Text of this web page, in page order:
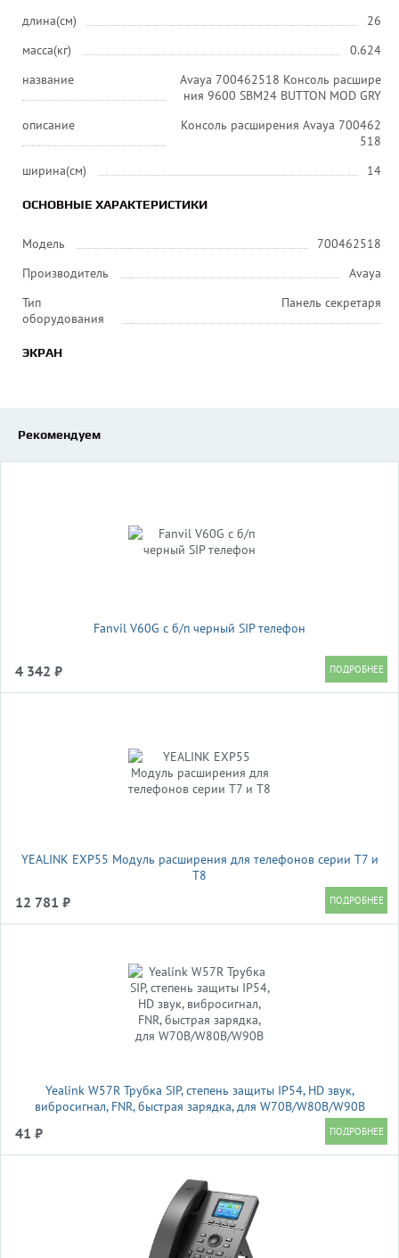
длина(см)
26
масса(кг)
0.624
название
Avaya 700462518 Консоль расшире
ния 9600 SBM24 BUTTON MOD GRY
описание
Консоль расширения Avaya 700462
518
ширина(см)
14
ОСНОВНЫЕ ХАРАКТЕРИСТИКИ
Модель
700462518
Производитель
Avaya
Тип
оборудования
Панель секретаря
ЭКРАН
Рекомендуем
Fanvil V60G c б/п черный SIP телефон
4 342 ₽
YEALINK EXP55 Модуль расширения для телефонов серии Т7 и
T8
12 781 ₽
Yealink W57R Трубка SIP, степень защиты IP54, HD звук,
вибросигнал, FNR, быстрая зарядка, для W70B/W80B/W90B
41 ₽